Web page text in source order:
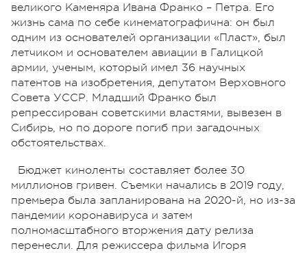
великого Каменяра Ивана Франко – Петра. Его
жизнь сама по себе кинематографична: он был
одним из основателей организации «Пласт», был
летчиком и основателем авиации в Галицкой
армии, ученым, который имел 36 научных
патентов на изобретения, депутатом Верховного
Совета УССР. Младший Франко был
репрессирован советскими властями, вывезен в
Сибирь, но по дороге погиб при загадочных
обстоятельствах.
Бюджет киноленты составляет более 30
миллионов гривен. Съемки начались в 2019 году,
премьера была запланирована на 2020-й, но из-за
пандемии коронавируса и затем
полномасштабного вторжения дату релиза
перенесли. Для режиссера фильма Игоря